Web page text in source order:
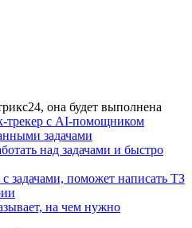
она будет выполнена
трекер с AI-помощником
задачами
над задачами и быстро
с задачами, поможет написать ТЗ
на чем нужно